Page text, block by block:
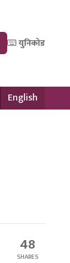
युनिकोड
English
48
SHARES